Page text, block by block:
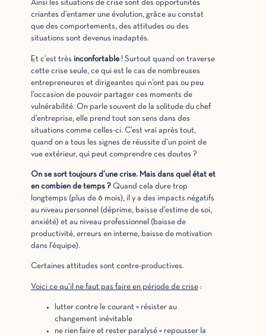
Ainsi les situations de crise sont des opportunités
criantes d’entamer une évolution, grâce au constat
que des comportements, des attitudes ou des
situations sont devenus inadaptés.
Et c’est très inconfortable! Surtout quand on traverse
cette crise seule, ce qui est le cas de nombreuses
entrepreneures et dirigeantes qui n’ont pas ou peu
l’occasion de pouvoir partager ces moments de
vulnérabilité. On parle souvent de la solitude du chef
d’entreprise, elle prend tout son sens dans des
situations comme celles-ci. C’est vrai après tout,
quand on a tous les signes de réussite d’un point de
vue extérieur, qui peut comprendre ces doutes ?
On se sort toujours d’une crise. Mais dans quel état et
en combien de temps ?Quand cela dure trop
longtemps (plus de 6 mois), il y a des impacts négatifs
au niveau personnel (déprime, baisse d’estime de soi,
anxiété) et au niveau professionnel (baisse de
productivité, erreurs en interne, baisse de motivation
dans l’équipe).
Certaines attitudes sont contre-productives.
Voici ce qu’il ne faut pas faire en période de crise:
lutter contre le courant = résister au
changement inévitable
ne rien faire et rester paralysé = repousser la